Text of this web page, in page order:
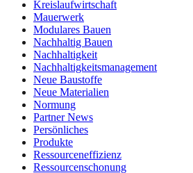
Kreislaufwirtschaft
Mauerwerk
Modulares Bauen
Nachhaltig Bauen
Nachhaltigkeit
Nachhaltigkeitsmanagement
Neue Baustoffe
Neue Materialien
Normung
Partner News
Persönliches
Produkte
Ressourceneffizienz
Ressourcenschonung